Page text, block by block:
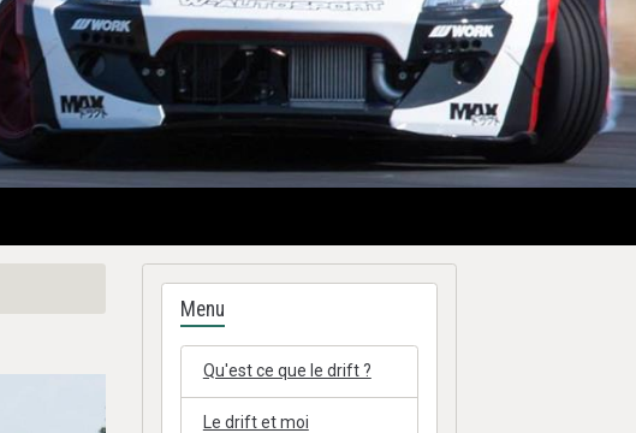
Menu
Qu'est ce que le drift ?
Le drift et moi